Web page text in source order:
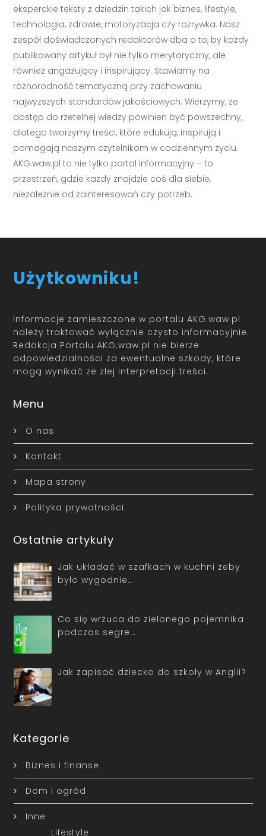
eksperckie teksty z dziedzin takich jak biznes, lifestyle,
technologia, zdrowie, motoryzacja czy rozrywka. Nasz
zespół doświadczonych redaktorów dba o to, by każdy
publikowany artykuł był nie tylko merytoryczny, ale
również angażujący i inspirujący. Stawiamy na
różnorodność tematyczną przy zachowaniu
najwyższych standardów jakościowych. Wierzymy, że
dostęp do rzetelnej wiedzy powinien być powszechny,
dlatego tworzymy treści, które edukują, inspirują i
pomagają naszym czytelnikom w codziennym życiu.
AKG.waw.pl to nie tylko portal informacyjny – to
przestrzeń, gdzie każdy znajdzie coś dla siebie,
niezależnie od zainteresowań czy potrzeb.
Użytkowniku!
Informacje zamieszczone w portalu AKG.waw.pl
należy traktować wyłącznie czysto informacyjnie.
Redakcja Portalu AKG.waw.pl nie bierze
odpowiedzialności za ewentualne szkody, które
mogą wynikać ze złej interpretacji treści.
Menu
O nas
Kontakt
Mapa strony
Polityka prywatności
Ostatnie artykuły
Jak układać w szafkach w kuchni żeby
było wygodnie…
Co się wrzuca do zielonego pojemnika
podczas segre…
Jak zapisać dziecko do szkoły w Anglii?
Kategorie
Biznes i finanse
Dom i ogród
Inne
Lifestyle